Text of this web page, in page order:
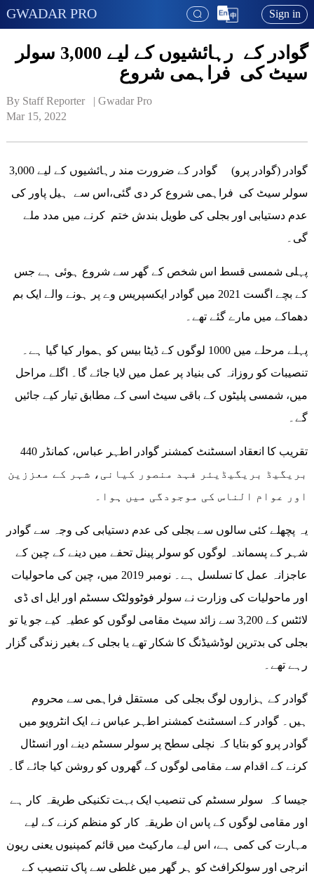
GWADAR PRO Sign in
گوادر کے رہائشیوں کے لیے 3,000 سولر
سیٹ کی فراہمی شروع
By Staff Reporter   | Gwadar Pro
Mar 15, 2022
گوادر (گوادر پرو) گوادر کے ضرورت مند رہائشیوں کے لیے 3,000
سولر سیٹ کی فراہمی شروع کر دی گئی،اس سے ہیل پاور کی
عدم دستیابی اور بجلی کی طویل بندش ختم کرنے میں مدد ملے
گی۔
پہلی شمسی قسط اس شخص کے گھر سے شروع ہوئی ہے جس
کے بچے اگست 2021 میں گوادر ایکسپریس وے پر ہونے والے ایک بم
دھماکے میں مارے گئے تھے۔
پہلے مرحلے میں 1000 لوگوں کے ڈیٹا بیس کو ہموار کیا گیا ہے۔
تنصیبات کو روزانہ کی بنیاد پر عمل میں لایا جائے گا۔ اگلے مراحل
میں، شمسی پلیٹوں کے باقی سیٹ اسی کے مطابق تیار کیے جائیں
گے۔
تقریب کا انعقاد اسسٹنٹ کمشنر گوادر اطہر عباس، کمانڈر 440
بریگیڈ بریگیڈیئر فہد منصور کیانی، شہر کے معززین
اور عوام الناس کی موجودگی میں ہوا۔
یہ پچھلے کئی سالوں سے بجلی کی عدم دستیابی کی وجہ سے گوادر
شہر کے پسماندہ لوگوں کو سولر پینل تحفے میں دینے کے چین کے
عاجزانہ عمل کا تسلسل ہے۔ نومبر 2019 میں، چین کی ماحولیات
اور ماحولیات کی وزارت نے سولر فوٹوولٹک سسٹم اور ایل ای ڈی
لائٹس کے 3,200 سے زائد سیٹ مقامی لوگوں کو عطیہ کیے جو یا تو
بجلی کی بدترین لوڈشیڈنگ کا شکار تھے یا بجلی کے بغیر زندگی گزار
رہے تھے۔
گوادر کے ہزاروں لوگ بجلی کی مستقل فراہمی سے محروم
ہیں۔ گوادر کے اسسٹنٹ کمشنر اطہر عباس نے ایک انٹرویو میں
گوادر پرو کو بتایا کہ نچلی سطح پر سولر سسٹم دینے اور انسٹال
کرنے کے اقدام سے مقامی لوگوں کے گھروں کو روشن کیا جائے گا۔
اور مقامی لوگوں کے پاس ان طریقہ کار کو منظم کرنے کے لیے
مہارت کی کمی ہے، اس لیے مارکیٹ میں قائم کمپنیوں یعنی ریون
انرجی اور سولکرافٹ کو ہر گھر میں غلطی سے پاک تنصیب کے